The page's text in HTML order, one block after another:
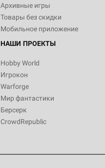
Архивные игры
Товары без скидки
Мобильное приложение
НАШИ ПРОЕКТЫ
Hobby World
Игрокон
Warforge
Мир фантастики
Берсерк
CrowdRepublic